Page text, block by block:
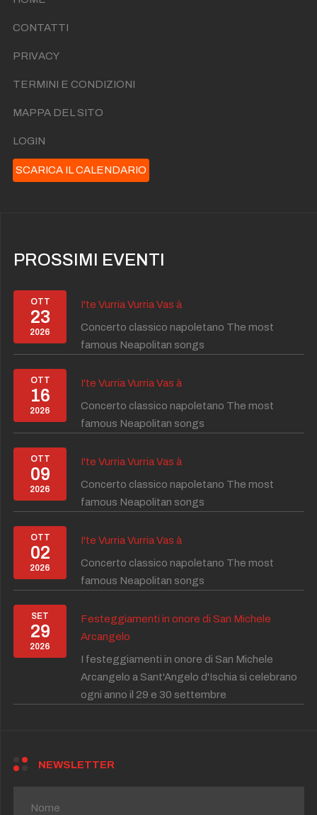
CONTATTI
PRIVACY
TERMINI E CONDIZIONI
MAPPA DEL SITO
LOGIN
SCARICA IL CALENDARIO
PROSSIMI EVENTI
OTT
23
2026
I'te Vurria Vurria Vas à
Concerto classico napoletano The most
famous Neapolitan songs
OTT
16
2026
I'te Vurria Vurria Vas à
Concerto classico napoletano The most
famous Neapolitan songs
OTT
09
2026
I'te Vurria Vurria Vas à
Concerto classico napoletano The most
famous Neapolitan songs
OTT
02
2026
I'te Vurria Vurria Vas à
Concerto classico napoletano The most
famous Neapolitan songs
SET
29
2026
Festeggiamenti in onore di San Michele
Arcangelo
I festeggiamenti in onore di San Michele
Arcangelo a Sant'Angelo d'Ischia si celebrano
ogni anno il 29 e 30 settembre
NEWSLETTER